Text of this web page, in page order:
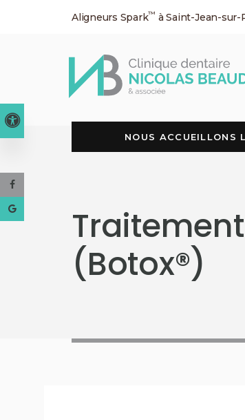
Version accessible
Aligneurs Spark™ à Saint-Jean-sur-
NOUS ACCUEILLONS
(Botox®)